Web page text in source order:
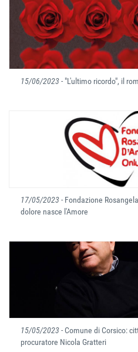
15/06/2023- "L'ultimo ricordo", il
17/05/2023- Fondazione
dolore nasce l'Amore
15/05/2023- Comune di Corsico:
procuratore Nicola Gratteri